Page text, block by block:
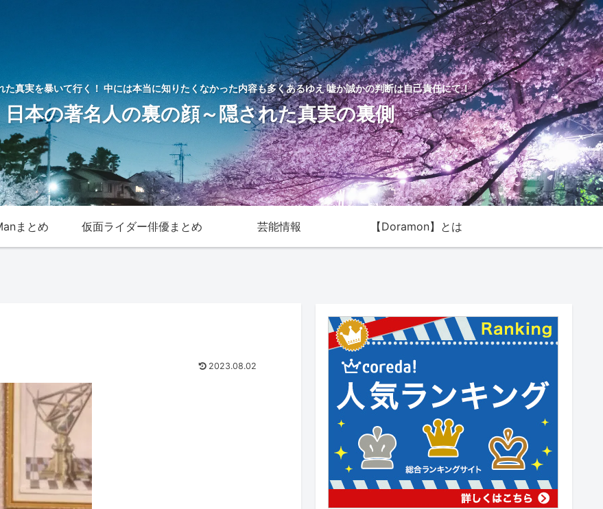
真実を暴いて行く！ 中には本当に知りたくなかった内容も多くあるゆえ 嘘か誠かの判断は自己責任にて！
日本の著名人の裏の顔～隠された真実の裏側
まとめ 仮面ライダー俳優まとめ 芸能情報 【Doramon】とは
2023.08.02